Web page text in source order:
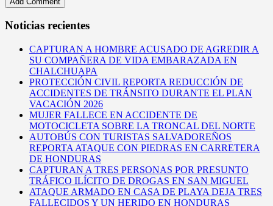
Noticias recientes
CAPTURAN A HOMBRE ACUSADO DE AGREDIR A
SU COMPAÑERA DE VIDA EMBARAZADA EN
CHALCHUAPA
PROTECCIÓN CIVIL REPORTA REDUCCIÓN DE
ACCIDENTES DE TRÁNSITO DURANTE EL PLAN
VACACIÓN 2026
MUJER FALLECE EN ACCIDENTE DE
MOTOCICLETA SOBRE LA TRONCAL DEL NORTE
AUTOBÚS CON TURISTAS SALVADOREÑOS
REPORTA ATAQUE CON PIEDRAS EN CARRETERA
DE HONDURAS
CAPTURAN A TRES PERSONAS POR PRESUNTO
TRÁFICO ILÍCITO DE DROGAS EN SAN MIGUEL
ATAQUE ARMADO EN CASA DE PLAYA DEJA TRES
FALLECIDOS Y UN HERIDO EN HONDURAS